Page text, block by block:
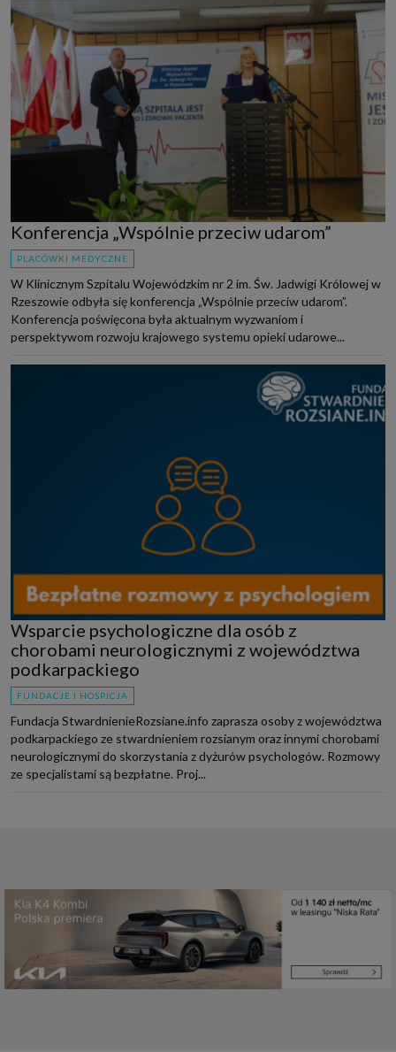
Konferencja „Wspólnie przeciw udarom”
PLACÓWKI MEDYCZNE
W Klinicznym Szpitalu Wojewódzkim nr 2 im. Św. Jadwigi Królowej w
Rzeszowie odbyła się konferencja „Wspólnie przeciw udarom”.
Konferencja poświęcona była aktualnym wyzwaniom i
perspektywom rozwoju krajowego systemu opieki udarowe...
Wsparcie psychologiczne dla osób z
chorobami neurologicznymi z województwa
podkarpackiego
FUNDACJE I HOSPICJA
Fundacja StwardnienieRozsiane.info zaprasza osoby z województwa
podkarpackiego ze stwardnieniem rozsianym oraz innymi chorobami
neurologicznymi do skorzystania z dyżurów psychologów. Rozmowy
ze specjalistami są bezpłatne. Proj...